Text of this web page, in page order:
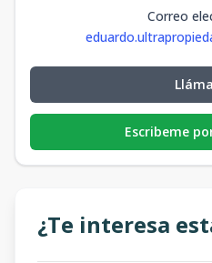
Correo
Escribeme
¿Te interesa